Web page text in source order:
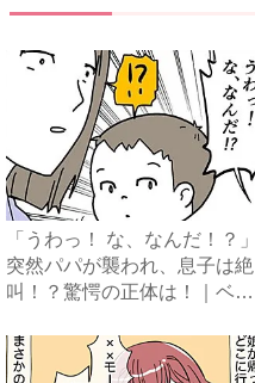
「うわっ！ な、なんだ！？」
突然パパが襲われ、息子は絶
叫！？驚愕の正体は！｜ベ